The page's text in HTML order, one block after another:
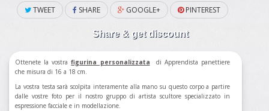
TWEET SHARE GOOGLE+ PINTEREST
Share & get discount
Ottenete la vostrafigurina personalizzata
di Apprendista panettiere
che misura di 16 a 18 cm.
La vostra testa sarà scolpita interamente alla mano su questo corpo a partire
dalle vostre foto per il nostro gruppo di artista scultore specializzato in
espressione facciale e in modellazione.